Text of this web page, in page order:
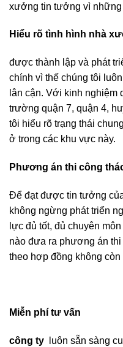
xưởng tin tưởng vì những
Hiểu rõ tình hình nhà
được thành lập và phát
chính vì thế chúng tôi
lân cận. Với kinh nghiệm
trường quận 7, quận 4,
tôi hiểu rõ trạng thái
ở trong các khu vực này.
Phương án thi công
Để đạt được tin tưởng
không ngừng phát triển
lực đủ tốt, đủ chuyên
nào đưa ra phương án
theo hợp đồng không còn
Miễn phí tư vấn
công ty
luôn sẵn sàng